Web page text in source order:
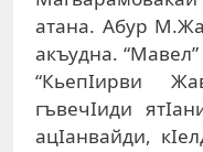
атана. Абур
акъудна.
“КьепIирви
гъвечIиди
ацIанвайди,